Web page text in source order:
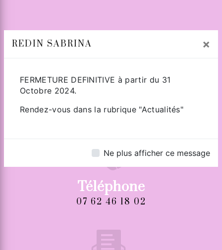
REDIN SABRINA ×
FERMETURE DEFINITIVE à partir du 31
Octobre 2024.
Rendez-vous dans la rubrique "Actualités"
Ne plus afficher ce message
Adresse
Zone Industrielle de Tiercelet
54190 TIERCELET
Téléphone
07 62 46 18 02